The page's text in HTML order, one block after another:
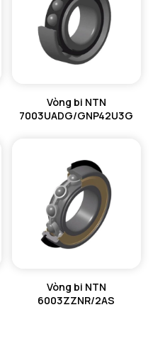
Vòng bi NTN
7003UADG/GNP42U3G
Vòng bi NTN
6003ZZNR/2AS